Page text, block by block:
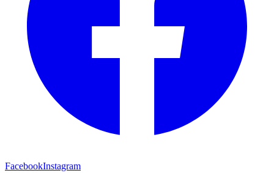
FacebookInstagram